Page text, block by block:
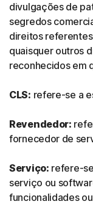
divulgações de
segredos
direitos referentes
quaisquer outros
reconhecidos em
CLS: refere-se a
Revendedor:
fornecedor de
Serviço: refere-
serviço ou
funcionalidades